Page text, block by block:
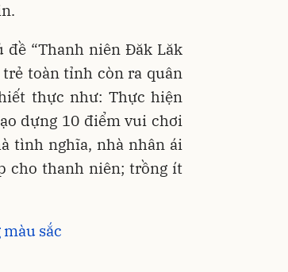
đề “Thanh niên Đăk Lăk
toàn tỉnh còn ra quân
thực như: Thực hiện
dựng 10 điểm vui chơi
tình nghĩa, nhà nhân ái
cho thanh niên; trồng ít
sắc